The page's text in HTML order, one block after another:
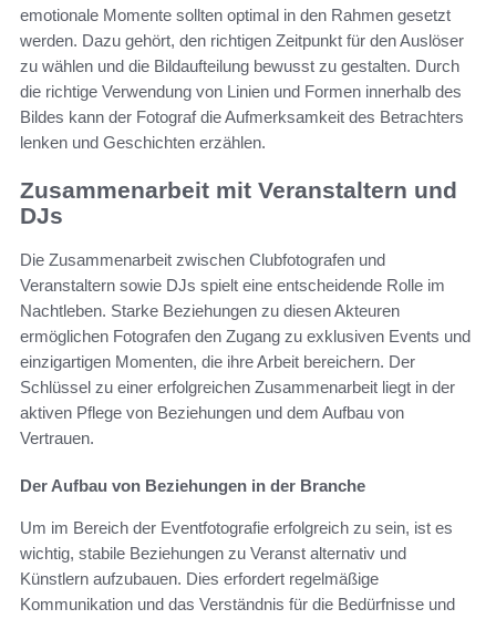
emotionale Momente sollten optimal in den Rahmen gesetzt
werden. Dazu gehört, den richtigen Zeitpunkt für den Auslöser
zu wählen und die Bildaufteilung bewusst zu gestalten. Durch
die richtige Verwendung von Linien und Formen innerhalb des
Bildes kann der Fotograf die Aufmerksamkeit des Betrachters
lenken und Geschichten erzählen.
Zusammenarbeit mit Veranstaltern und
DJs
Die Zusammenarbeit zwischen Clubfotografen und
Veranstaltern sowie DJs spielt eine entscheidende Rolle im
Nachtleben. Starke Beziehungen zu diesen Akteuren
ermöglichen Fotografen den Zugang zu exklusiven Events und
einzigartigen Momenten, die ihre Arbeit bereichern. Der
Schlüssel zu einer erfolgreichen Zusammenarbeit liegt in der
aktiven Pflege von Beziehungen und dem Aufbau von
Vertrauen.
Der Aufbau von Beziehungen in der Branche
Um im Bereich der Eventfotografie erfolgreich zu sein, ist es
wichtig, stabile Beziehungen zu Veranst alternativ und
Künstlern aufzubauen. Dies erfordert regelmäßige
Kommunikation und das Verständnis für die Bedürfnisse und